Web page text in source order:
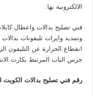
الالكترونية بها.
فني تصليح بدالات واعطال
وتمديد وايرات تليفونات
انقطاع الحرارة عن التليفون
جرس الباب المرتبط بكارت
رقم فني تصليح بدالات الكويت 51050078